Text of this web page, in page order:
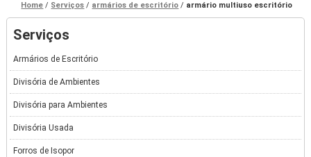
Home Serviços armários de escritório armário multiuso escritório
Serviços
Armários de Escritório
Divisória de Ambientes
Divisória para Ambientes
Divisória Usada
Forros de Isopor